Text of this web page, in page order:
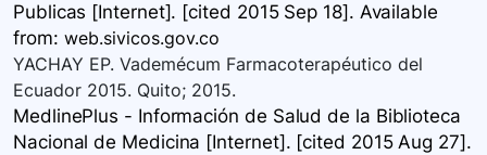
Publicas [Internet]. [cited 2015 Sep 18]. Available
from: web.sivicos.gov.co
YACHAY EP. Vademécum Farmacoterapéutico del
Ecuador 2015. Quito; 2015.
MedlinePlus - Información de Salud de la Biblioteca
Nacional de Medicina [Internet]. [cited 2015 Aug 27].